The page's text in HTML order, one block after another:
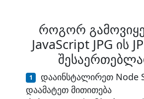
როგორ
JavaScript JPG ის
დააინსტალირეთ Node
დაამატეთ მითითება